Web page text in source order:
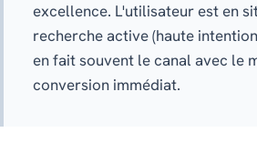
excellence. L'utilisateur est en
recherche active (haute
en fait souvent le canal avec le
conversion immédiat.